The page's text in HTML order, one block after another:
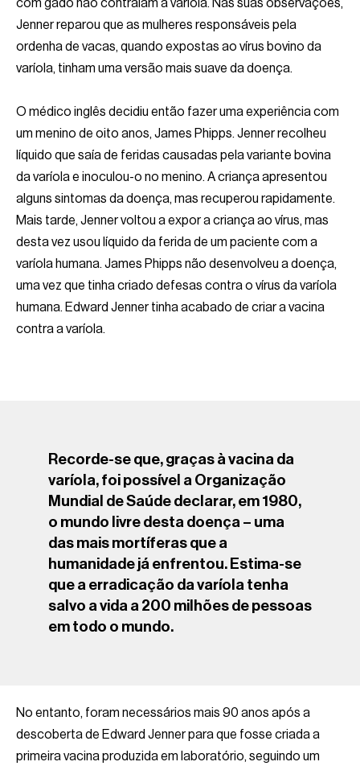
com gado não contraíam a varíola. Nas suas observações,
Jenner reparou que as mulheres responsáveis pela
ordenha de vacas, quando expostas ao vírus bovino da
varíola, tinham uma versão mais suave da doença.
O médico inglês decidiu então fazer uma experiência com
um menino de oito anos, James Phipps. Jenner recolheu
líquido que saía de feridas causadas pela variante bovina
da varíola e inoculou-o no menino. A criança apresentou
alguns sintomas da doença, mas recuperou rapidamente.
Mais tarde, Jenner voltou a expor a criança ao vírus, mas
desta vez usou líquido da ferida de um paciente com a
varíola humana. James Phipps não desenvolveu a doença,
uma vez que tinha criado defesas contra o vírus da varíola
humana. Edward Jenner tinha acabado de criar a vacina
contra a varíola.
Recorde-se que, graças à vacina da
varíola, foi possível a Organização
Mundial de Saúde declarar, em 1980,
o mundo livre desta doença – uma
das mais mortíferas que a
humanidade já enfrentou. Estima-se
que a erradicação da varíola tenha
salvo a vida a 200 milhões de pessoas
em todo o mundo.
No entanto, foram necessários mais 90 anos após a
descoberta de Edward Jenner para que fosse criada a
primeira vacina produzida em laboratório, seguindo um